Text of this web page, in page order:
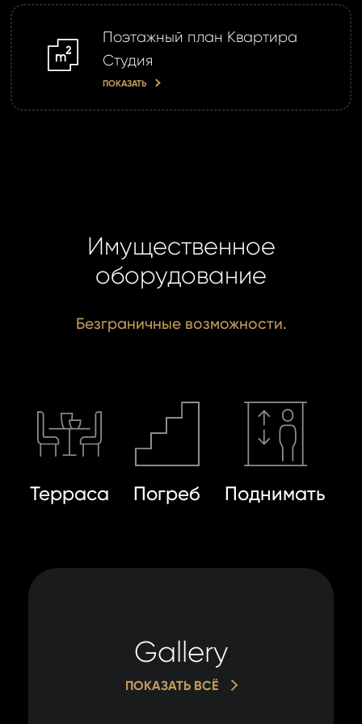
Поэтажный план Квартира
Студия
ПОКАЗАТЬ
Имущественное
оборудование
Безграничные возможности.
Терраса Погреб Поднимать
Gallery
ПОКАЗАТЬ ВСЁ